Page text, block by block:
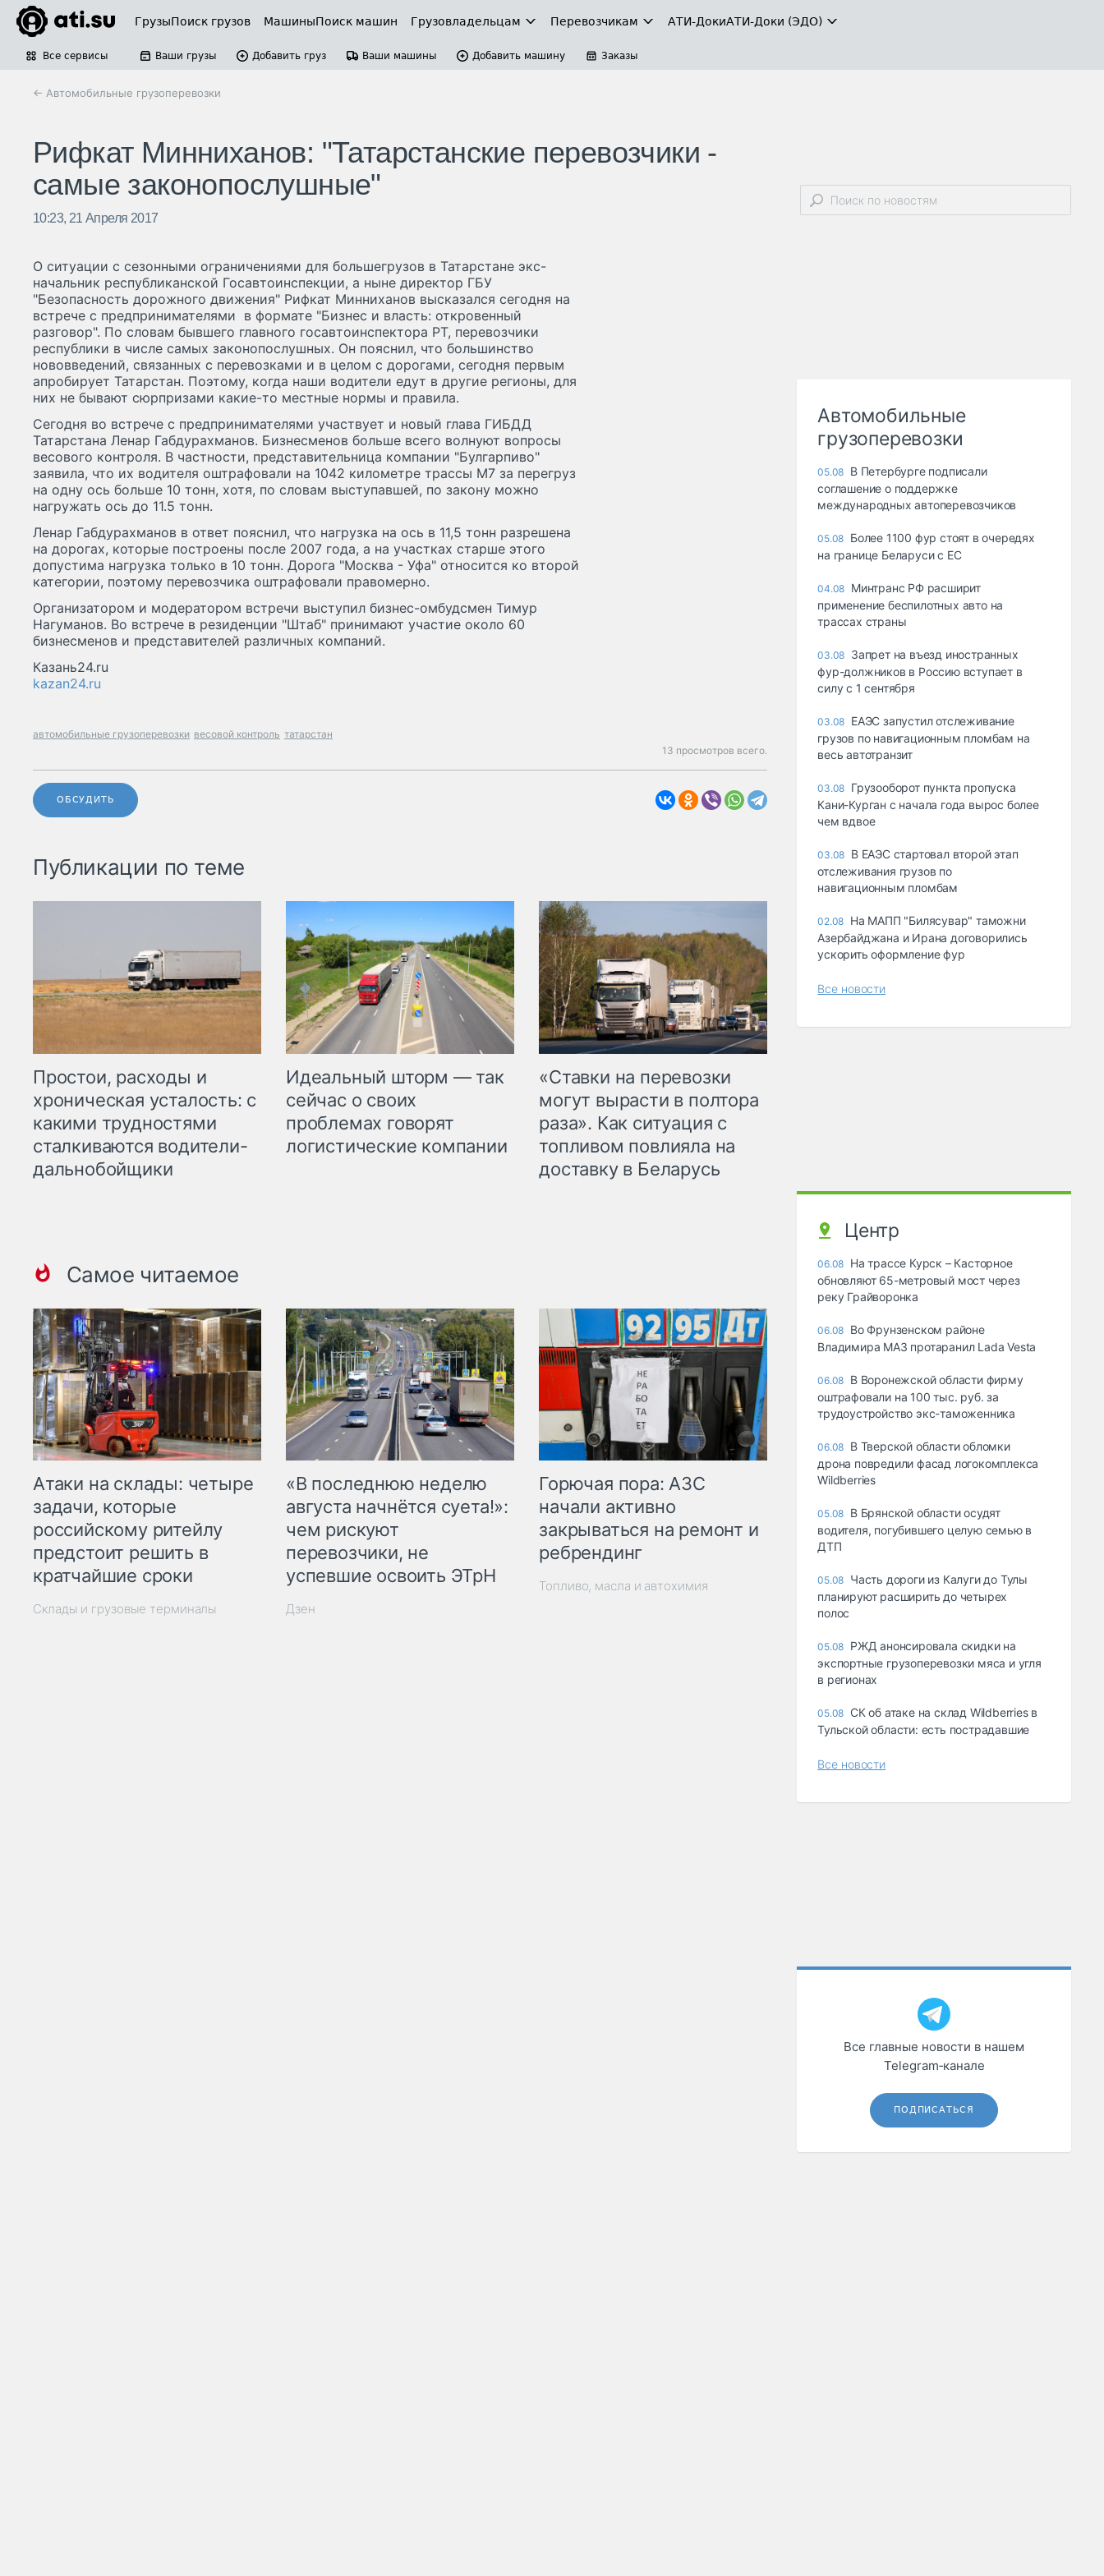
ГрузыПоиск грузов МашиныПоиск машин Грузовладельцам Перевозчикам АТИ-ДокиАТИ-Доки (ЭДО)
Все сервисы Ваши грузы Добавить груз Ваши машины Добавить машину Заказы
← Автомобильные грузоперевозки
Рифкат Минниханов: "Татарстанские перевозчики -
самые законопослушные"
10:23, 21 Апреля 2017
О ситуации с сезонными ограничениями для большегрузов в Татарстане экс-
начальник республиканской Госавтоинспекции, а ныне директор ГБУ
"Безопасность дорожного движения" Рифкат Минниханов высказался сегодня на
встрече с предпринимателями в формате "Бизнес и власть: откровенный
разговор". По словам бывшего главного госавтоинспектора РТ, перевозчики
республики в числе самых законопослушных. Он пояснил, что большинство
нововведений, связанных с перевозками и в целом с дорогами, сегодня первым
апробирует Татарстан. Поэтому, когда наши водители едут в другие регионы, для
них не бывают сюрпризами какие-то местные нормы и правила.
Сегодня во встрече с предпринимателями участвует и новый глава ГИБДД
Татарстана Ленар Габдурахманов. Бизнесменов больше всего волнуют вопросы
весового контроля. В частности, представительница компании "Булгарпиво"
заявила, что их водителя оштрафовали на 1042 километре трассы М7 за перегруз
на одну ось больше 10 тонн, хотя, по словам выступавшей, по закону можно
нагружать ось до 11.5 тонн.
Ленар Габдурахманов в ответ пояснил, что нагрузка на ось в 11,5 тонн разрешена
на дорогах, которые построены после 2007 года, а на участках старше этого
допустима нагрузка только в 10 тонн. Дорога "Москва - Уфа" относится ко второй
категории, поэтому перевозчика оштрафовали правомерно.
Организатором и модератором встречи выступил бизнес-омбудсмен Тимур
Нагуманов. Во встрече в резиденции "Штаб" принимают участие около 60
бизнесменов и представителей различных компаний.
Казань24.ru
kazan24.ru
автомобильные грузоперевозки весовой контроль татарстан
13 просмотров всего.
ОБСУДИТЬ
Публикации по теме
Простои, расходы и
хроническая усталость: с
какими трудностями
сталкиваются водители-
дальнобойщики
Идеальный шторм — так
сейчас о своих
проблемах говорят
логистические компании
«Ставки на перевозки
могут вырасти в полтора
раза». Как ситуация с
топливом повлияла на
доставку в Беларусь
Самое читаемое
Атаки на склады: четыре
задачи, которые
российскому ритейлу
предстоит решить в
кратчайшие сроки
Склады и грузовые терминалы
«В последнюю неделю
августа начнётся суета!»:
чем рискуют
перевозчики, не
успевшие освоить ЭТрН
Дзен
Горючая пора: АЗС
начали активно
закрываться на ремонт и
ребрендинг
Топливо, масла и автохимия
Автомобильные
грузоперевозки
05.08 В Петербурге подписали
соглашение о поддержке
международных автоперевозчиков
05.08 Более 1100 фур стоят в очередях
на границе Беларуси с ЕС
04.08 Минтранс РФ расширит
применение беспилотных авто на
трассах страны
03.08 Запрет на въезд иностранных
фур-должников в Россию вступает в
силу с 1 сентября
03.08 ЕАЭС запустил отслеживание
грузов по навигационным пломбам на
весь автотранзит
03.08 Грузооборот пункта пропуска
Кани-Курган с начала года вырос более
чем вдвое
03.08 В ЕАЭС стартовал второй этап
отслеживания грузов по
навигационным пломбам
02.08 На МАПП "Билясувар" таможни
Азербайджана и Ирана договорились
ускорить оформление фур
Все новости
Центр
06.08 На трассе Курск – Касторное
обновляют 65-метровый мост через
реку Грайворонка
06.08 Во Фрунзенском районе
Владимира МАЗ протаранил Lada Vesta
06.08 В Воронежской области фирму
оштрафовали на 100 тыс. руб. за
трудоустройство экс-таможенника
06.08 В Тверской области обломки
дрона повредили фасад логокомплекса
Wildberries
05.08 В Брянской области осудят
водителя, погубившего целую семью в
ДТП
05.08 Часть дороги из Калуги до Тулы
планируют расширить до четырех
полос
05.08 РЖД анонсировала скидки на
экспортные грузоперевозки мяса и угля
в регионах
05.08 СК об атаке на склад Wildberries в
Тульской области: есть пострадавшие
Все новости
Все главные новости в нашем
Telegram‑канале
ПОДПИСАТЬСЯ